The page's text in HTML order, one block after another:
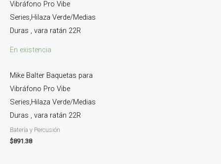
En existencia
Mike Balter Baquetas para
Vibráfono Pro Vibe
Series,Hilaza Verde/Medias
Duras , vara ratán 22R
Batería y Percusión
$891.38